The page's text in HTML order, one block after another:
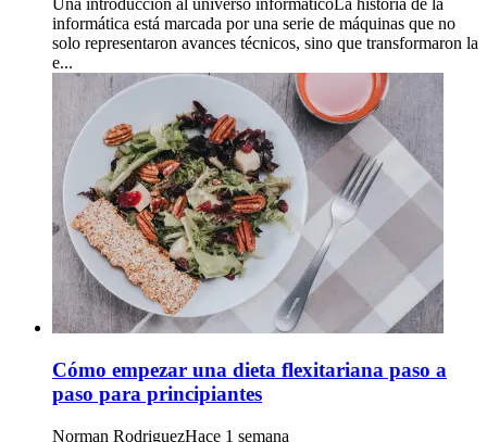
Una introducción al universo informáticoLa historia de la
informática está marcada por una serie de máquinas que no
solo representaron avances técnicos, sino que transformaron la
e...
Cómo empezar una dieta flexitariana paso a
paso para principiantes
Norman RodriguezHace 1 semana